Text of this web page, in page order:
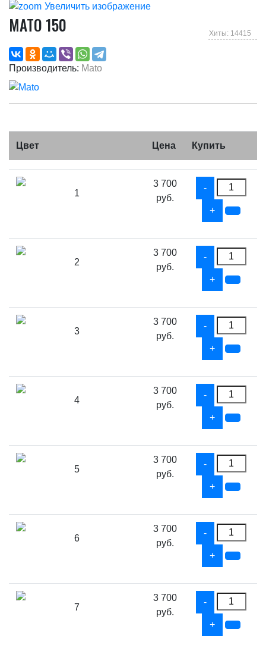
Увеличить изображение
Хиты: 14415
MATO 150
Производитель: Mato
Цвет Цена Купить
1
3 700
руб.
2
3 700
руб.
3
3 700
руб.
4
3 700
руб.
5
3 700
руб.
6
3 700
руб.
7
3 700
руб.